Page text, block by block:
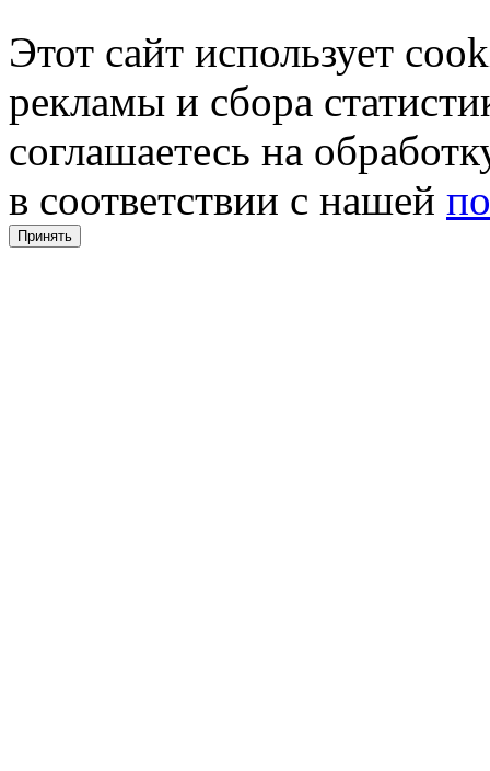
Этот сайт использует
рекламы и сбора
соглашаетесь на
в соответствии с нашей
Принять